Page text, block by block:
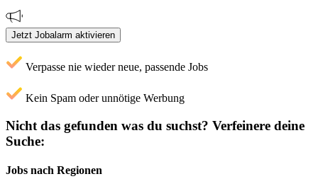
Jetzt Jobalarm aktivieren
Verpasse nie wieder neue, passende Jobs
Kein Spam oder unnötige Werbung
Nicht das gefunden was du suchst? Verfeinere deine
Suche:
Jobs nach Regionen